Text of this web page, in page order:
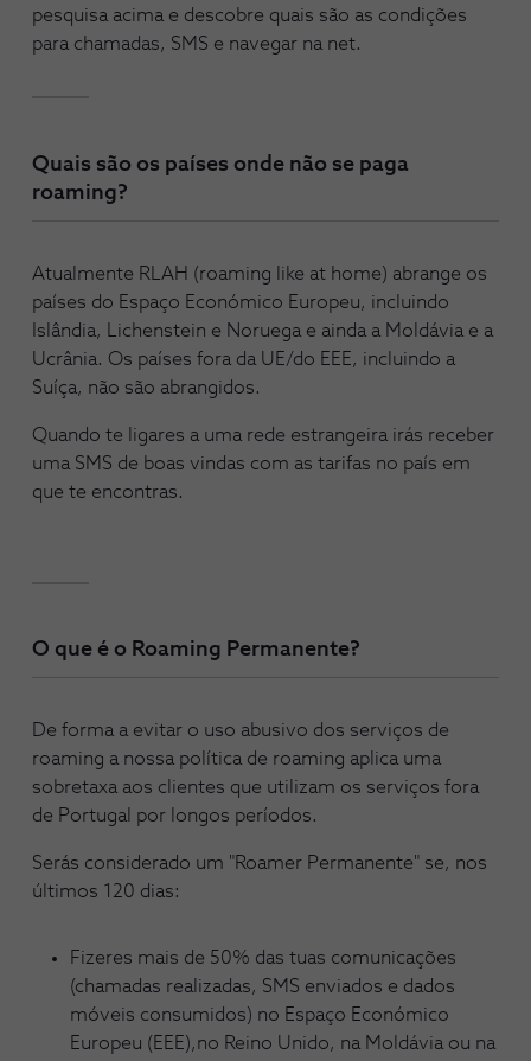
pesquisa acima e descobre quais são as condições
para chamadas, SMS e navegar na net.
Quais são os países onde não se paga
roaming?
Atualmente RLAH (roaming like at home) abrange os
países do Espaço Económico Europeu, incluindo
Islândia, Lichenstein e Noruega e ainda a Moldávia e a
Ucrânia. Os países fora da UE/do EEE, incluindo a
Suíça, não são abrangidos.
Quando te ligares a uma rede estrangeira irás receber
uma SMS de boas vindas com as tarifas no país em
que te encontras.
O que é o Roaming Permanente?
De forma a evitar o uso abusivo dos serviços de
roaming a nossa política de roaming aplica uma
sobretaxa aos clientes que utilizam os serviços fora
de Portugal por longos períodos.
Serás considerado um "Roamer Permanente" se, nos
últimos 120 dias:
Fizeres mais de 50% das tuas comunicações
(chamadas realizadas, SMS enviados e dados
móveis consumidos) no Espaço Económico
Europeu (EEE),no Reino Unido, na Moldávia ou na